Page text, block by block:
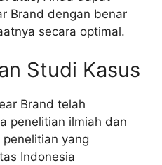
Brand dengan benar
secara optimal.
Studi Kasus
Brand telah
penelitian ilmiah dan
yang
Indonesia